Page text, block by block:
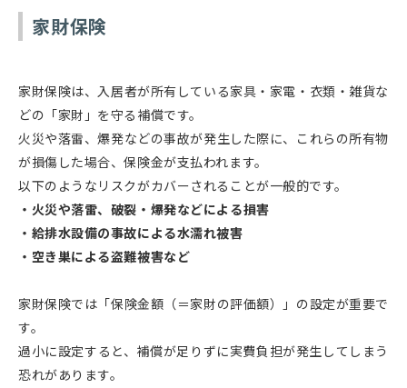
家財保険
家財保険は、入居者が所有している家具・家電・衣類・雑貨な
どの「家財」を守る補償です。
火災や落雷、爆発などの事故が発生した際に、これらの所有物
が損傷した場合、保険金が支払われます。
以下のようなリスクがカバーされることが一般的です。
・火災や落雷、破裂・爆発などによる損害
・給排水設備の事故による水濡れ被害
・空き巣による盗難被害など
家財保険では「保険金額（＝家財の評価額）」の設定が重要で
す。
過小に設定すると、補償が足りずに実費負担が発生してしまう
恐れがあります。